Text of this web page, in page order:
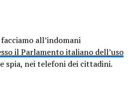
all’indomani
il Parlamento italiano dell’uso
spia, nei telefoni dei cittadini.